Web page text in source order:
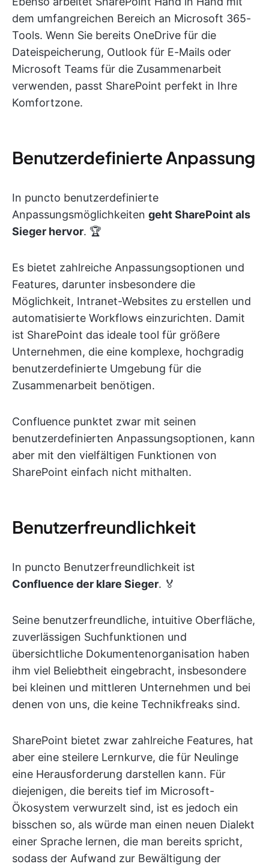
dem umfangreichen Bereich an Microsoft 365-
Tools. Wenn Sie bereits OneDrive für die
Dateispeicherung, Outlook für E-Mails oder
Microsoft Teams für die Zusammenarbeit
verwenden, passt SharePoint perfekt in Ihre
Komfortzone.
Benutzerdefinierte Anpassung
In puncto benutzerdefinierte
Anpassungsmöglichkeiten geht SharePoint als
Sieger hervor. 🏆
Es bietet zahlreiche Anpassungsoptionen und
Features, darunter insbesondere die
Möglichkeit, Intranet-Websites zu erstellen und
automatisierte Workflows einzurichten. Damit
ist SharePoint das ideale tool für größere
Unternehmen, die eine komplexe, hochgradig
benutzerdefinierte Umgebung für die
Zusammenarbeit benötigen.
Confluence punktet zwar mit seinen
benutzerdefinierten Anpassungsoptionen, kann
aber mit den vielfältigen Funktionen von
SharePoint einfach nicht mithalten.
Benutzerfreundlichkeit
In puncto Benutzerfreundlichkeit ist
Confluence der klare Sieger. 🏅
Seine benutzerfreundliche, intuitive Oberfläche,
zuverlässigen Suchfunktionen und
übersichtliche Dokumentenorganisation haben
ihm viel Beliebtheit eingebracht, insbesondere
bei kleinen und mittleren Unternehmen und bei
denen von uns, die keine Technikfreaks sind.
SharePoint bietet zwar zahlreiche Features, hat
aber eine steilere Lernkurve, die für Neulinge
eine Herausforderung darstellen kann. Für
diejenigen, die bereits tief im Microsoft-
Ökosystem verwurzelt sind, ist es jedoch ein
bisschen so, als würde man einen neuen Dialekt
einer Sprache lernen, die man bereits spricht,
sodass der Aufwand zur Bewältigung der